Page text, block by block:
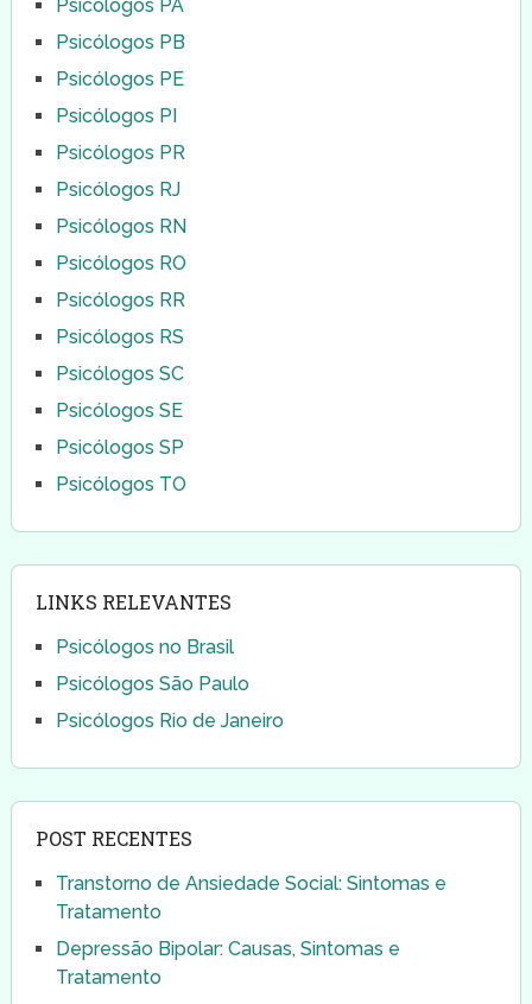
Psicólogos PA
Psicólogos PB
Psicólogos PE
Psicólogos PI
Psicólogos PR
Psicólogos RJ
Psicólogos RN
Psicólogos RO
Psicólogos RR
Psicólogos RS
Psicólogos SC
Psicólogos SE
Psicólogos SP
Psicólogos TO
LINKS RELEVANTES
Psicólogos no Brasil
Psicólogos São Paulo
Psicólogos Rio de Janeiro
POST RECENTES
Transtorno de Ansiedade Social: Sintomas e
Tratamento
Depressão Bipolar: Causas, Sintomas e
Tratamento